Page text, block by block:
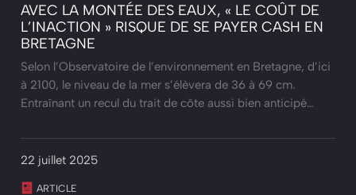
AVEC LA MONTÉE DES EAUX, « LE COÛT DE
L’INACTION » RISQUE DE SE PAYER CASH EN
BRETAGNE
Selon l’Observatoire de l’environnement en Bretagne, d’ici
à 2100, le niveau de la mer s’élèvera de 36 à 69 cm.
Entraînant un recul du trait de côte aussi bien anticipé…
22 juillet 2025
ARTICLE